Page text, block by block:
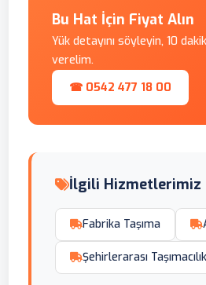
Bu Hat İçin Fiyat Alın
Yük detayını söyleyin, 10
verelim.
☎ 0542 477 18 00
İlgili Hizmetlerimiz
Fabrika Taşıma
Şehirlerarası Taşımacılık